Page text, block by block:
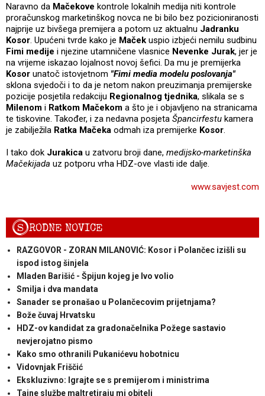
Naravno da Mačekove kontrole lokalnih medija niti kontrole
proračunskog marketinškog novca ne bi bilo bez pozicioniranosti
najprije uz bivšega premijera a potom uz aktualnu Jadranku
Kosor. Upućeni tvrde kako je Maček uspio izbjeći nemilu sudbinu
Fimi medije i njezine utamničene vlasnice Nevenke Jurak, jer je
na vrijeme iskazao lojalnost novoj šefici. Da mu je premijerka
Kosor unatoč istovjetnom "Fimi media modelu poslovanja"
sklona svjedoči i to da je netom nakon preuzimanja premijerske
pozicije posjetila redakciju Regionalnog tjednika, slikala se s
Milenom i Ratkom Mačekom a što je i objavljeno na stranicama
te tiskovine. Također, i za nedavna posjeta Špancirfestu kamera
je zabilježila Ratka Mačeka odmah iza premijerke Kosor.
I tako dok Jurakica u zatvoru broji dane, medijsko-marketinška
Mačekijada uz potporu vrha HDZ-ove vlasti ide dalje.
www.savjest.com
SRODNE NOVICE
RAZGOVOR - ZORAN MILANOVIĆ: Kosor i Polančec izišli su
ispod istog šinjela
Mladen Barišić - Špijun kojeg je Ivo volio
Smilja i dva mandata
Sanader se pronašao u Polančecovim prijetnjama?
Bože čuvaj Hrvatsku
HDZ-ov kandidat za gradonačelnika Požege sastavio
nevjerojatno pismo
Kako smo othranili Pukanićevu hobotnicu
Vidovnjak Friščić
Ekskluzivno: Igrajte se s premijerom i ministrima
Tajne službe maltretiraju mi obitelj